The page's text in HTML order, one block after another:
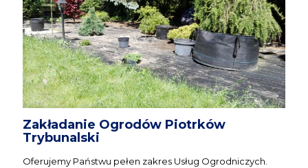
Zakładanie Ogrodów Piotrków
Trybunalski
Oferujemy Państwu pełen zakres Usług Ogrodniczych.